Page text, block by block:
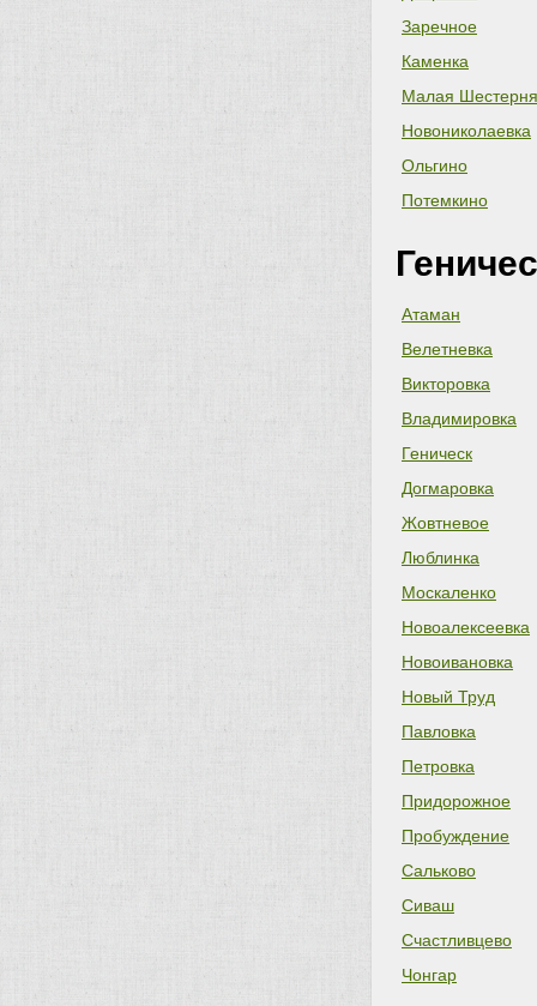
Заречное
Каменка
Малая Шестерня
Новониколаевка
Ольгино
Потемкино
Атаман
Велетневка
Викторовка
Владимировка
Геническ
Догмаровка
Жовтневое
Люблинка
Москаленко
Новоалексеевка
Новоивановка
Новый Труд
Павловка
Петровка
Придорожное
Пробуждение
Сальково
Сиваш
Счастливцево
Чонгар